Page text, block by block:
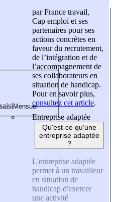
par France travail,
Cap emploi et ses
partenaires pour ses
actions concrètes en
faveur du recrutement,
de l’intégration et de
l’accompagnement de
ses collaborateurs en
situation de handicap.
Pour en savoir plus,
consultez cet article.
Entreprise adaptée
Qu'est-ce qu'une
entreprise adaptée
?
L'entreprise adaptée
permet à un travailleur
en situation de
handicap d'exercer
une activité